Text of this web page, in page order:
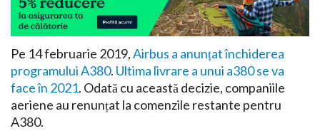
Pe 14 februarie 2019,Airbus a anunțat închiderea
programului A380. Ultima livrare a unui a380 se va
face în 2021. Odată cu această decizie, companiile
aeriene au renunțat la comenzile restante pentru
A380.